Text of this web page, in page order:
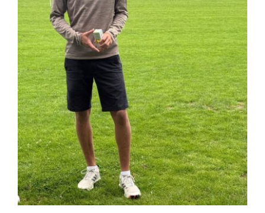
Leden